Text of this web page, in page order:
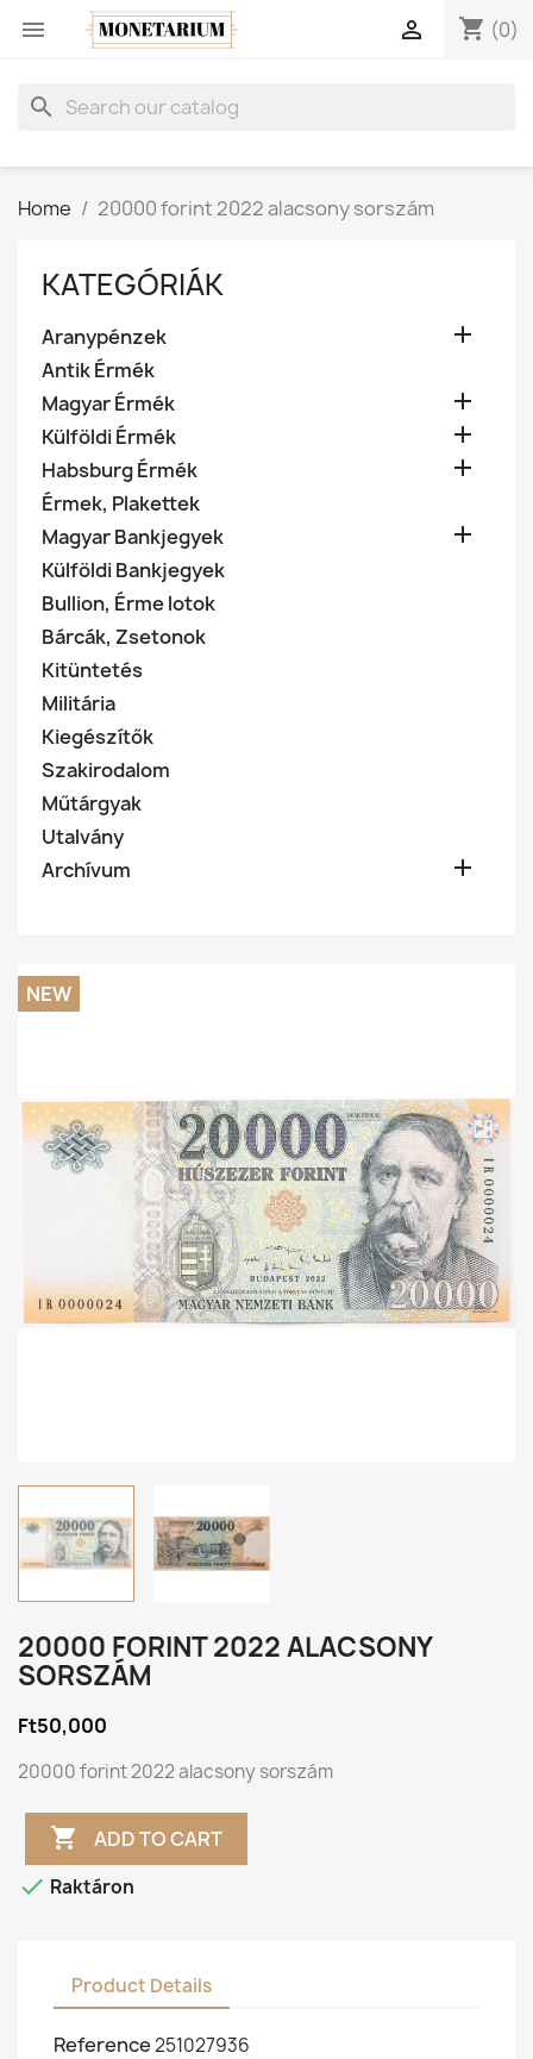
 shopping_cart (0)

search
Home 20000 forint 2022 alacsony sorszám
KATEGÓRIÁK
Aranypénzek 
Antik Érmék
Magyar Érmék

Külföldi Érmék 
Habsburg Érmék 
Érmek, Plakettek
Magyar Bankjegyek

Külföldi Bankjegyek
Bullion, Érme lotok
Bárcák, Zsetonok
Kitüntetés
Militária
Kiegészítők
Szakirodalom
Műtárgyak
Utalvány
Archívum

NEW
20000 FORINT 2022 ALACSONY
SORSZÁM
Ft50,000
20000 forint 2022 alacsony sorszám
 ADD TO CART
 Raktáron
Product Details
Reference251027936